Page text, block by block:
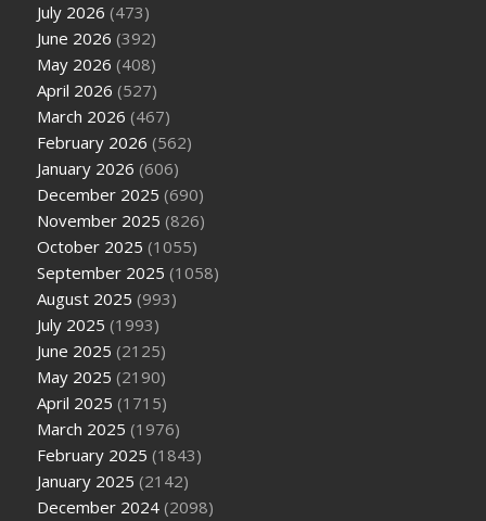
July 2026 (473)
June 2026 (392)
May 2026 (408)
April 2026 (527)
March 2026 (467)
February 2026 (562)
January 2026 (606)
December 2025 (690)
November 2025 (826)
October 2025 (1055)
September 2025 (1058)
August 2025 (993)
July 2025 (1993)
June 2025 (2125)
May 2025 (2190)
April 2025 (1715)
March 2025 (1976)
February 2025 (1843)
January 2025 (2142)
December 2024 (2098)